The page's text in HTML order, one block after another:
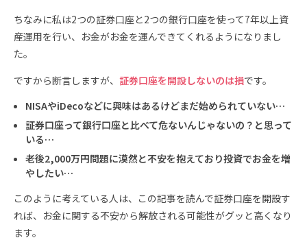
ちなみに私は2つの証券口座と2つの銀行口座を使って7年以上資
産運用を行い、お金がお金を運んできてくれるようになりまし
た。
ですから断言しますが、 証券口座を開設しないのは損です。
NISAやiDecoなどに興味はあるけどまだ始められていない…
証券口座って銀行口座と比べて危ないんじゃないの？と思って
いる…
老後2,000万円問題に漠然と不安を抱えており投資でお金を増
やしたい…
このように考えている人は、この記事を読んで証券口座を開設す
れば、お金に関する不安から解放される可能性がグッと高くなり
ます。